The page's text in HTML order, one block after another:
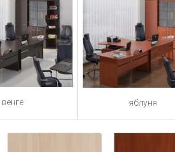
венге яблуня